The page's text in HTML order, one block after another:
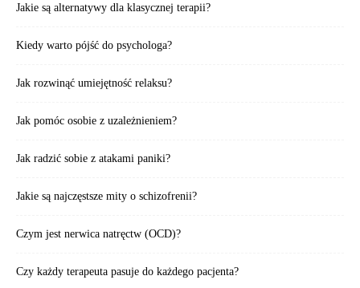
Jakie są alternatywy dla klasycznej terapii?
Kiedy warto pójść do psychologa?
Jak rozwinąć umiejętność relaksu?
Jak pomóc osobie z uzależnieniem?
Jak radzić sobie z atakami paniki?
Jakie są najczęstsze mity o schizofrenii?
Czym jest nerwica natręctw (OCD)?
Czy każdy terapeuta pasuje do każdego pacjenta?